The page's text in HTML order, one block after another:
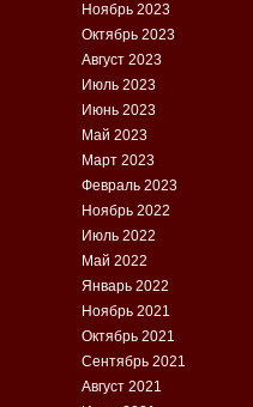
Ноябрь 2023
Октябрь 2023
Август 2023
Июль 2023
Июнь 2023
Май 2023
Март 2023
Февраль 2023
Ноябрь 2022
Июль 2022
Май 2022
Январь 2022
Ноябрь 2021
Октябрь 2021
Сентябрь 2021
Август 2021